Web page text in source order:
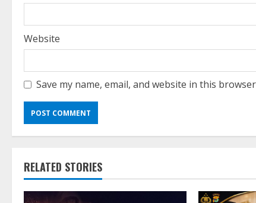
Website
Save my name, email, and website in this
RELATED STORIES